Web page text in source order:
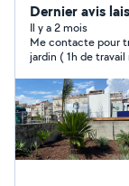
Dernier avis
Il y a 2 mois
Me contacte pour
jardin ( 1h de